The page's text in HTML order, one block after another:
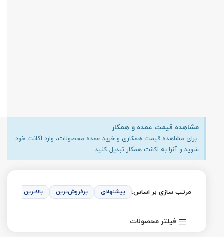
مشاهده قیمت عمده و همکار
برای مشاهده قیمت همکاری و خرید عمده محصولات، وارد اکانت خود
شوید و آنرا به اکانت همکار تبدیل کنید.
مرتب سازی بر اساس: پیشنهادی پرفروش‌ترین بالاترین امتیاز
فیلتر محصولات